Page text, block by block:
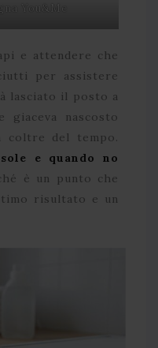
You&Me
e attendere che
per assistere
lasciato il posto a
giaceva nascosto
coltre del tempo.
e quando no
è un punto che
risultato e un